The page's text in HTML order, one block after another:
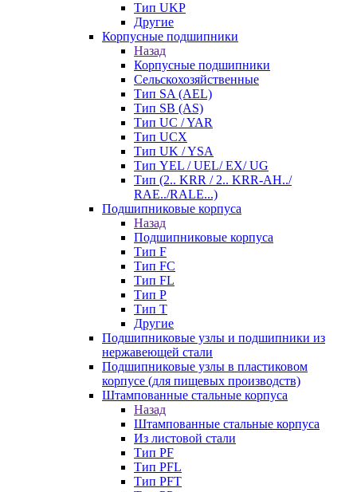
Тип UKP
Другие
Корпусные подшипники
Назад
Корпусные подшипники
Сельскохозяйственные
Тип SA (AEL)
Тип SB (AS)
Тип UC / YAR
Тип UCX
Тип UK / YSA
Тип YEL / UEL/ EX/ UG
Тип (2.. KRR / 2.. KRR-AH../
RAE../RALE...)
Подшипниковые корпуса
Назад
Подшипниковые корпуса
Тип F
Тип FC
Тип FL
Тип P
Тип T
Другие
Подшипниковые узлы и подшипники из
нержавеющей стали
Подшипниковые узлы в пластиковом
корпусе (для пищевых производств)
Штампованные стальные корпуса
Назад
Штампованные стальные корпуса
Из листовой стали
Тип PF
Тип PFL
Тип PFT